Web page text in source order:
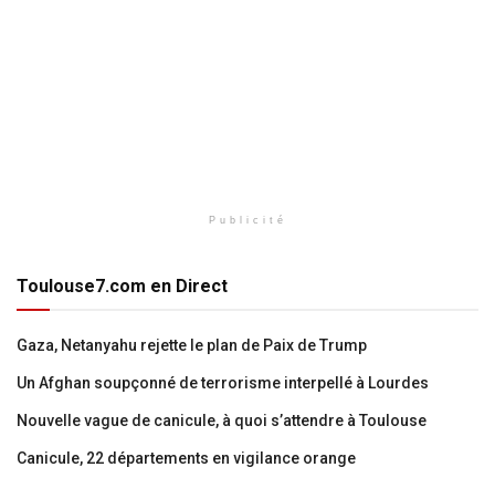
Publicité
Toulouse7.com en Direct
Gaza, Netanyahu rejette le plan de Paix de Trump
Un Afghan soupçonné de terrorisme interpellé à Lourdes
Nouvelle vague de canicule, à quoi s’attendre à Toulouse
Canicule, 22 départements en vigilance orange